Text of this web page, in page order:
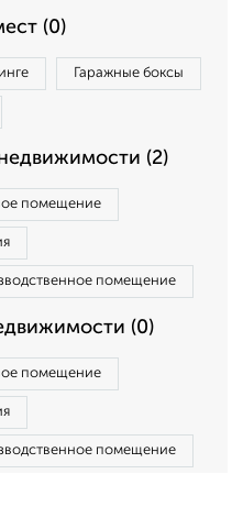
(0)
Гаражные боксы
(2)
помещение
помещение
(0)
помещение
помещение